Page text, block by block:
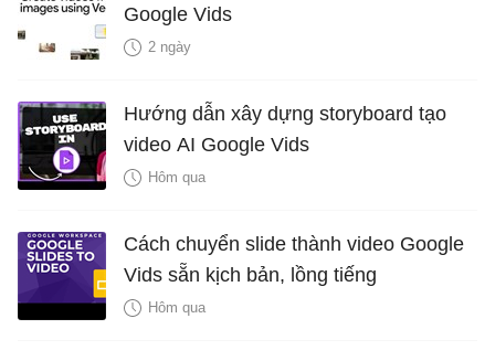
Google Vids
2 ngày
Hướng dẫn xây dựng storyboard tạo
video AI Google Vids
Hôm qua
Cách chuyển slide thành video Google
Vids sẵn kịch bản, lồng tiếng
Hôm qua